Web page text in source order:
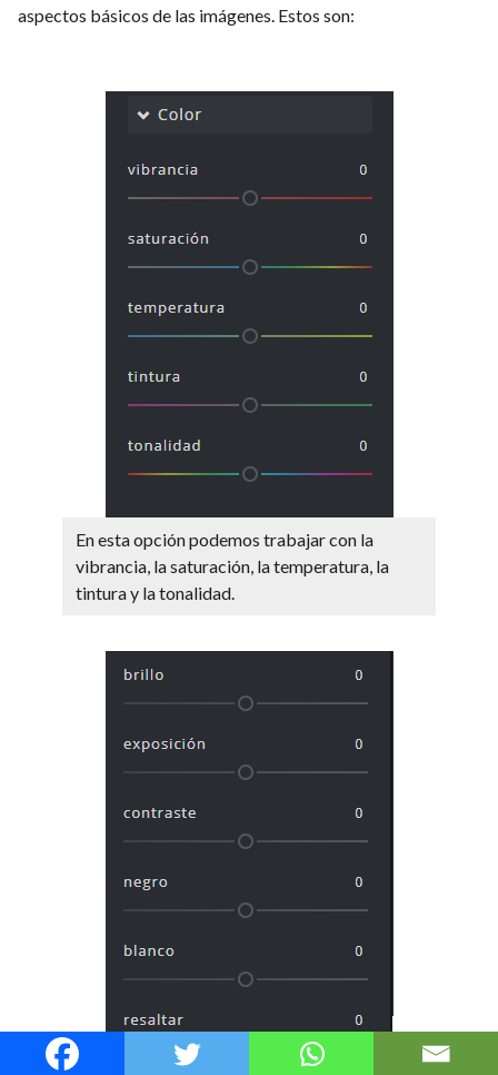
aspectos básicos de las imágenes. Estos son:
En esta opción podemos trabajar con la
vibrancia, la saturación, la temperatura, la
tintura y la tonalidad.